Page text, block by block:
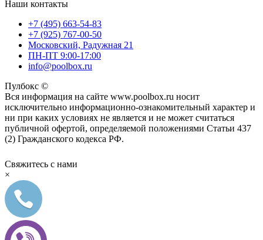
Наши контакты
+7 (495) 663-54-83
+7 (925) 767-00-50
Московский, Радужная 21
ПН-ПТ 9:00-17:00
info@poolbox.ru
Пулбокс ©
Вся информация на сайте www.poolbox.ru носит
исключительно информационно-ознакомительный характер и
ни при каких условиях не является и не может считаться
публичной офертой, определяемой положениями Статьи 437
(2) Гражданского кодекса РФ.
Свяжитесь с нами
×